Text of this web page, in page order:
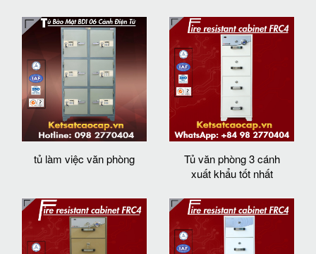
tủ làm việc văn phòng
Tủ văn phòng 3 cánh
xuất khẩu tốt nhất